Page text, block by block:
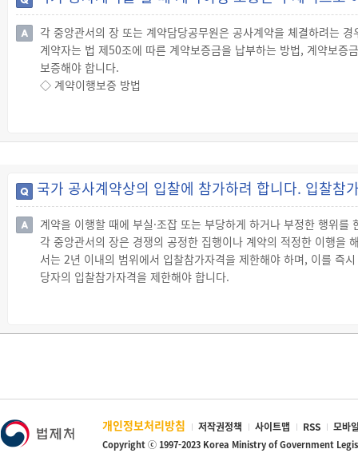
각 중앙관서의 장 또는 계약담당공무원은 공사계약을 체결하려는
계약자는 법 제50조에 따른 계약보증금을 납부하는 방법, 계약보
보증해야 합니다.
◇ 계약이행보증 방법
※ 다만, 재난이나 경기침체, 대량실업 등으로 인한 국가의 경제위
계약금액의 100분의 20(예정가격의 100분의 70 미만으로 낙찰된
니다.
◇ 계약이행보증 방법의 변경
☞ 각 중앙관서의 장 또는 계약담당공무원은 계약이행을 보증한 경
수 있습니다.
국가 공사계약상의 입찰에 참가하려 합니다. 입찰참
계약을 이행할 때에 부실·조잡 또는 부당하게 하거나 부정한 행위
각 중앙관서의 장은 경쟁의 공정한 집행이나 계약의 적정한 이행을
서는 2년 이내의 범위에서 입찰참가자격을 제한해야 하며, 이를 즉
당자의 입찰참가자격을 제한해야 합니다.
3. 하도급에 관한 제한규정을 위반(하도급통지의무위반의 경우는
하도급조건을 변경한 자
4. 사기, 그 밖의 부정한 행위로 입찰·낙찰 또는 계약의 체결·이행 과
5. 공정거래위원회로부터 입찰참가자격 제한의 요청이 있는 자
개인정보처리방침 저작권정책 사이트맵 RSS 모바
Copyright ⓒ 1997-2023 Korea Ministry of Government